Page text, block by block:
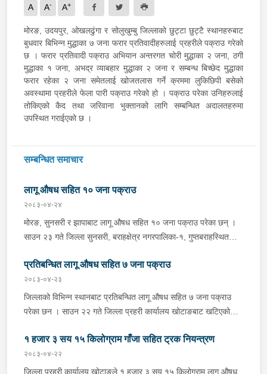
A A- A+
मोरङ, उदयपुर, ओखलढुंगा र सोलुखुम्बु जिल्लाको छुट्टा छुट्टै स्थानहरुबाट
बुधवार बिभिन्न मुद्धाका ७ जना फरार प्रतिवादीहरुलाई प्रहरीले पक्राउ गरेको
छ । फरार प्रतिवादी पक्राउ अभियान अन्तरगत चोरी मुद्धाका २ जना, ठगी
मुद्धाका १ जना, अभद्र व्याबहार मुद्धाका २ जना र सम्बन्ध बिच्छेद मुद्धाका
फरार रहेका २ जना समेतलाई खोजतलास गर्ने क्रममा लुकिछिपी बसेको
अवस्थामा प्रहरीले फेला पारी पक्राउ गरेको हो । पक्राउ परेका उनिहरुलाई
तोकिएको कैद तथा जरिवाना भुक्तानको लागि सम्बन्धित अदालतहरुमा
उपस्थित गराईएको छ ।
सम्बन्धित समाचार
लागू औषध सहित १० जना पक्राउ
२०८३-०४-२४
मोरङ, सुनसरी र झापाबाट लागू औषध सहित १० जना पक्राउ परेका छन् ।
साउन २३ गते जिल्ला सुनसरी, बराहक्षेत्र नगरपालिका-१, गुप्तबराहस्थित
चतरातर्फ आउँदै गरेको प्र.१-०२-००२ च ४८५१ नम्बरको कार र को ११ प
५६०१ नम्बरको मोटरसाइकललाई चेकजाँच गर्दा उक्त कारभित्र २२ वटा
प्लाष्टिकका पोकामा लुकाई राखेको ४१८ किलो गाँजा फेला पारी कार चालक
जिल्ला सुनसरी, धरान उपमहानगरपालिका-१३ का ३४ वर्षीय थमन राई, सोही
जिवनी राई, मोटरसाइकल चालक जिल्ला मोरङ, कटहरी गाउँपालिका-३ का
२६ वर्षीय अमर कामत र मोटरसाइकलमा पछाडि सवार सोही स्थानका ३८
वर्षीय शंकर चौधरीलाई पक्राउ गरिएको छ भने जिल्ला सुनसरी, धरान
प्रतिबन्धित लागू औषध सहित ७ जना पक्राउ
२०८३-०४-२३
जिल्लाको विभिन्न स्थानबाट प्रतिबन्धित लागू औषध सहित ७ जना पक्राउ
परेका छन । साउन २२ गते जिल्ला प्रहरी कार्यालय खोटाङबाट खटिएको
स्थित मध्यपहाडी लोकमार्गको जंगलमा शंकास्पद अवस्थामा रोकिराखेको
प्र.१-०२-००२ ख ००८३ नम्बरको ट्रक चेकजाँच गर्दा चालक बस्ने भाग र
पछाडिको डालाको बिचमा फल्स बटम बनाई लुकाई छिपाई राखेको अवस्थामा
१ हजार ३ सय १५ किलोग्राम गाँजा सहित ट्रक नियन्त्रण
२०८३-०४-२२
जिल्ला प्रहरी कार्यालय खोटाङले १ हजार ३ सय १५ किलोग्राम लागू औषध